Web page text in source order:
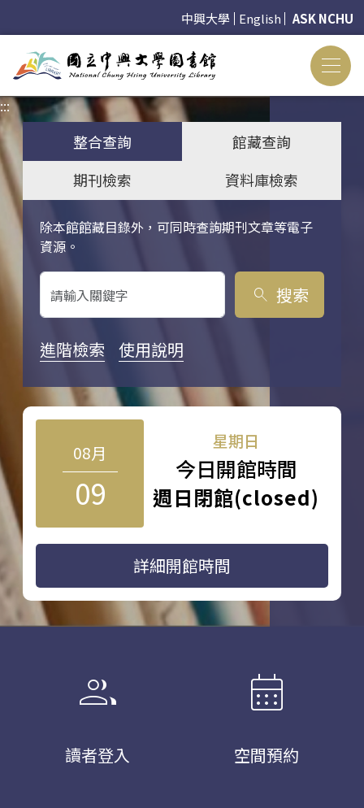
中興大學 English ASK NCHU
:::
整合查詢
館藏查詢
期刊檢索
資料庫檢索
除本館館藏目錄外，可同時查詢期刊文章等電子
資源。
關鍵字搜尋
search 搜索
進階檢索 使用說明
08月
09
星期日
今日開館時間
週日閉館(closed)
詳細開館時間
group
讀者登入
calendar_month
空間預約